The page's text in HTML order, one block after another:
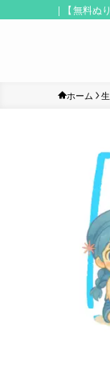
| 【無料ぬ
ホーム